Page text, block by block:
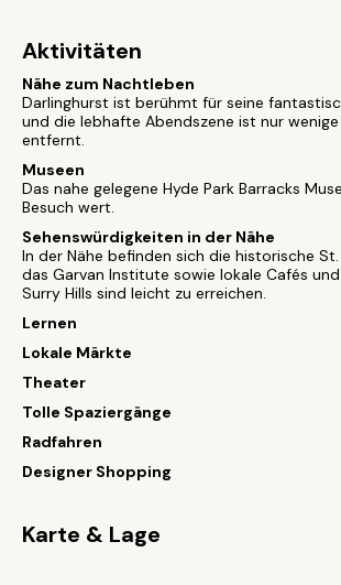
Aktivitäten
Nähe zum Nachtleben
Darlinghurst ist berühmt für seine
und die lebhafte Abendszene ist nur
entfernt.
Museen
Das nahe gelegene Hyde Park Barracks
Besuch wert.
Sehenswürdigkeiten in der Nähe
In der Nähe befinden sich die historische
das Garvan Institute sowie lokale Cafés
Surry Hills sind leicht zu erreichen.
Lernen
Lokale Märkte
Theater
Tolle Spaziergänge
Radfahren
Designer Shopping
Karte & Lage